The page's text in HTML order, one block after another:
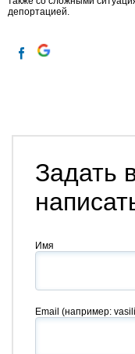
депортацией.
Задать
Имя
Email (например: